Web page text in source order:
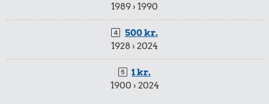
1989 › 1990
500 kr.
1928 › 2024
1 kr.
1900 › 2024